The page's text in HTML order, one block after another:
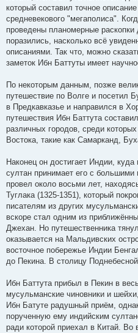
который составил точное
средневекового "мегаполиса".
проведены планомерные раскопки
поразились, насколько всё
описаниями. Так что, можно
заметок Ибн Баттуты имеет
По некоторым данным, позже
путешествие по Волге и посетил
в Предкавказье и направился в
путешествия Ибн Баттута
различных городов, среди
Востока, такие как Самарканд,
Наконец он достигает Индии,
султан принимает его с
провел около восьми лет,
Туглака (1325-1351), который
писателям из других
вскоре стал одним из
Джехан. Но путешественника
оказывается на Мальдивских
восточное побережье Индии
до Пекина. В столицу
Ибн Баттута прибыл в Пекин в
мусульманские чиновники и
Ибн Батуте радушный приём,
порученную ему индийским
ради которой приехал в Китай. Во